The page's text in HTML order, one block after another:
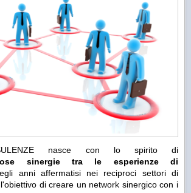
nasce con lo spirito di
sinergie tra le esperienze di
anni affermatisi nei reciproci settori di
di creare un network sinergico con i